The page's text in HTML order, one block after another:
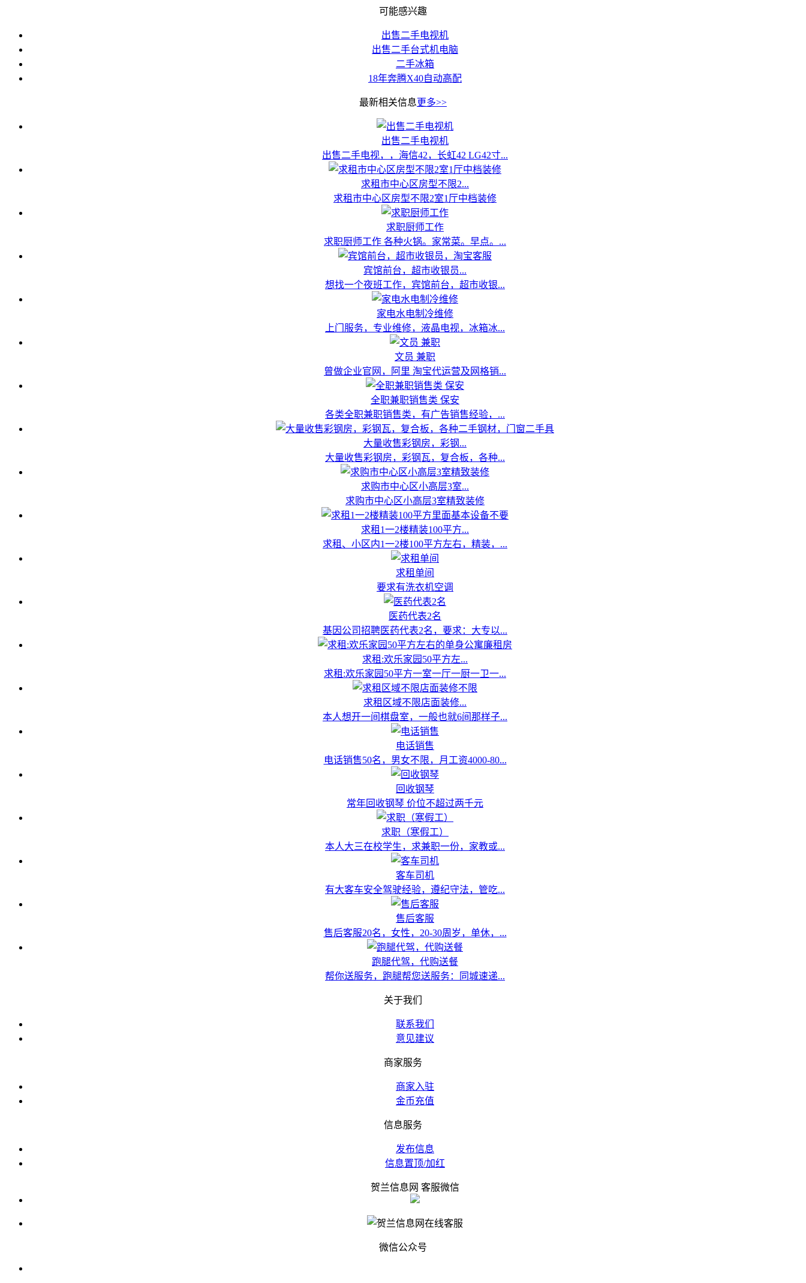
可能感兴趣
出售二手电视机
出售二手台式机电脑
二手冰箱
18年奔腾X40自动高配
最新相关信息更多>>
出售二手电视机
出售二手电视，，海信42，长虹42 LG42寸...
求租市中心区房型不限2...
求租市中心区房型不限2室1厅中档装修
求职厨师工作
求职厨师工作 各种火锅。家常菜。早点。...
宾馆前台，超市收银员...
想找一个夜班工作，宾馆前台，超市收银...
家电水电制冷维修
上门服务，专业维修，液晶电视，冰箱冰...
文员 兼职
曾做企业官网，阿里 淘宝代运营及网格销...
全职兼职销售类 保安
各类全职兼职销售类，有广告销售经验，...
大量收售彩钢房，彩钢...
大量收售彩钢房，彩钢瓦，复合板，各种...
求购市中心区小高层3室...
求购市中心区小高层3室精致装修
求租1一2楼精装100平方...
求租、小区内1一2楼100平方左右，精装，...
求租单间
要求有洗衣机空调
医药代表2名
基因公司招聘医药代表2名，要求：大专以...
求租:欢乐家园50平方左...
求租:欢乐家园50平方一室一厅一厨一卫一...
求租区域不限店面装修...
本人想开一间棋盘室，一般也就6间那样子...
电话销售
电话销售50名，男女不限，月工资4000-80...
回收钢琴
常年回收钢琴 价位不超过两千元
求职（寒假工）
本人大三在校学生，求兼职一份，家教或...
客车司机
有大客车安全驾驶经验，遵纪守法，管吃...
售后客服
售后客服20名，女性，20-30周岁，单休，...
跑腿代驾，代购送餐
帮你送服务，跑腿帮您送服务：同城速递...
关于我们
联系我们
意见建议
商家服务
商家入驻
金币充值
信息服务
发布信息
信息置顶/加红
贺兰信息网 客服微信
微信公众号